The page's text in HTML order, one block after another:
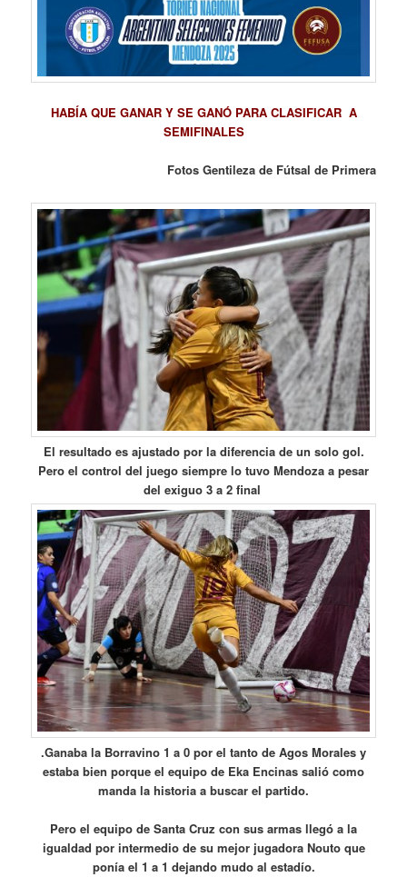
HABÍA QUE GANAR Y SE GANÓ PARA CLASIFICARA
SEMIFINALES
Fotos Gentileza de Fútsal de Primera
El resultado es ajustado por la diferencia de un solo gol.
Pero el control del juego siempre lo tuvo Mendoza a pesar
del exiguo 3 a 2 final
.Ganaba la Borravino 1 a 0 por el tanto de Agos Morales y
estaba bien porque el equipo de Eka Encinas salió como
manda la historia a buscar el partido.
Pero el equipo de Santa Cruz con sus armas llegó a la
igualdad por intermedio de su mejor jugadora Nouto que
ponía el 1 a 1 dejando mudo al estadío.